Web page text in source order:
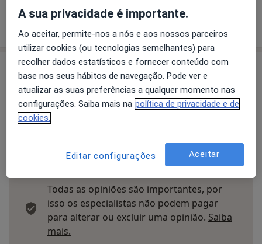
Mostrar mais detalhes
sobre o endereço
Opinioes
Enviar opinião
Todas as opiniões são importantes, por
isso os especialistas não podem pagar
para alterar ou excluir uma opinião. Saiba
mais.
A sua privacidade é importante.
Ao aceitar, permite-nos a nós e aos nossos parceiros
utilizar cookies (ou tecnologias semelhantes) para
recolher dados estatísticos e fornecer conteúdo com
base nos seus hábitos de navegação. Pode ver e
atualizar as suas preferências a qualquer momento nas
configurações. Saiba mais na política de privacidade e de
cookies.
Editar configurações Aceitar